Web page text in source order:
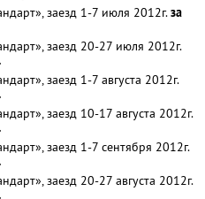
заезд 1-7 июля 2012г.за
заезд 20-27 июля 2012г.
заезд 1-7 августа 2012г.
заезд 10-17 августа 2012г.
заезд 1-7 сентября 2012г.
заезд 20-27 августа 2012г.